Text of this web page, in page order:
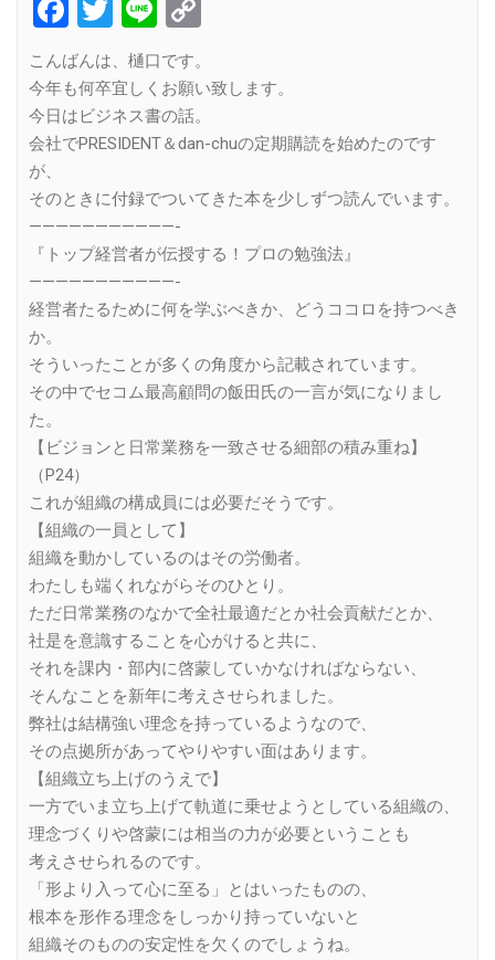
こんばんは、樋口です。
今年も何卒宜しくお願い致します。
今日はビジネス書の話。
会社でPRESIDENT＆dan-chuの定期購読を始めたのです
が、
そのときに付録でついてきた本を少しずつ読んでいます。
———————————-
『トップ経営者が伝授する！プロの勉強法』
———————————-
経営者たるために何を学ぶべきか、どうココロを持つべき
か。
そういったことが多くの角度から記載されています。
その中でセコム最高顧問の飯田氏の一言が気になりまし
た。
【ビジョンと日常業務を一致させる細部の積み重ね】
（P24）
これが組織の構成員には必要だそうです。
【組織の一員として】
組織を動かしているのはその労働者。
わたしも端くれながらそのひとり。
ただ日常業務のなかで全社最適だとか社会貢献だとか、
社是を意識することを心がけると共に、
それを課内・部内に啓蒙していかなければならない、
そんなことを新年に考えさせられました。
弊社は結構強い理念を持っているようなので、
その点拠所があってやりやすい面はあります。
【組織立ち上げのうえで】
一方でいま立ち上げて軌道に乗せようとしている組織の、
理念づくりや啓蒙には相当の力が必要ということも
考えさせられるのです。
「形より入って心に至る」とはいったものの、
根本を形作る理念をしっかり持っていないと
組織そのものの安定性を欠くのでしょうね。